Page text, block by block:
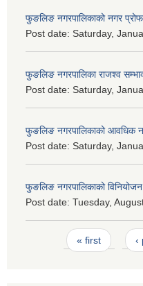
फुङलिङ नगरपालिकाको नगर
Post date: Saturday,
फुङलिङ नगरपालिका राजश्व
Post date: Saturday,
फुङलिङ नगरपालिकाको आवधिक
Post date: Saturday,
फुङलिङ नगरपालिकाको
Post date: Tuesday,
Pages« first ‹